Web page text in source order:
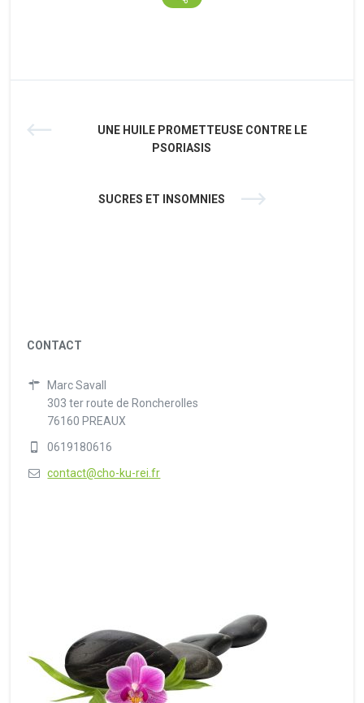
UNE HUILE PROMETTEUSE CONTRE LE
PSORIASIS
SUCRES ET INSOMNIES
CONTACT
Marc Savall
303 ter route de Roncherolles
76160 PREAUX
0619180616
contact@cho-ku-rei.fr